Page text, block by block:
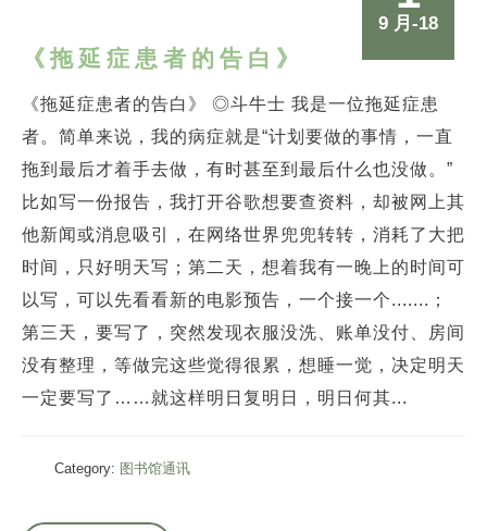
9 月-18
《拖延症患者的告白》
《拖延症患者的告白》 ◎斗牛士 我是一位拖延症患
者。简单来说，我的病症就是“计划要做的事情，一直
拖到最后才着手去做，有时甚至到最后什么也没做。”
比如写一份报告，我打开谷歌想要查资料，却被网上其
他新闻或消息吸引，在网络世界兜兜转转，消耗了大把
时间，只好明天写；第二天，想着我有一晚上的时间可
以写，可以先看看新的电影预告，一个接一个.......；
第三天，要写了，突然发现衣服没洗、账单没付、房间
没有整理，等做完这些觉得很累，想睡一觉，决定明天
一定要写了……就这样明日复明日，明日何其...
Category: 图书馆通讯